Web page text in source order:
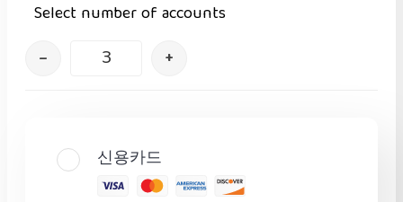
Select number of accounts
– +
신용카드